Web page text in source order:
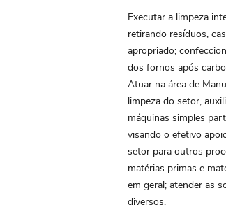
Executar a limpeza
retirando resíduos,
apropriado;
dos fornos após
Atuar na área de
limpeza do setor,
máquinas simples
visando o efetivo
setor para outros
matérias primas e
em geral; atender as
diversos.